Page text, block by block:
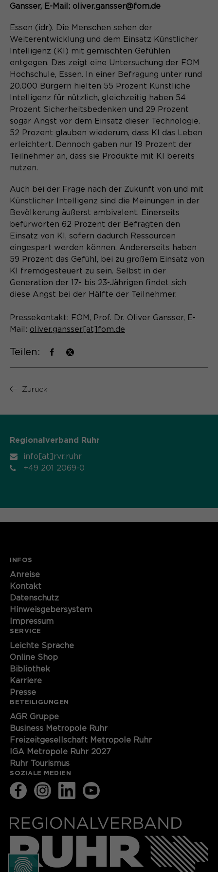
Zweck
Content Management System dieser
unerlässlich, damit Ihr Besuch auf der
Sie ermöglichen es der Website, Sie
zu erkennen und somit Ihre Sitzung
offen zu halten. Es speichert bei
einem Benutzer-Login für einen
geschlossenen Bereich die Benutzer-
ID als verschlüsselten Wert (sog.
"hash-Wert") zum entsprechenden
Datenbankeintrag des Nutzers.
Name
Anbieter Session-Cookies
Der Session Cookie wird beim
Zweck
PHPs Standard Sitzungs- Identifikation
(Formulare).
Anbieter TYPO3
Laufzeit Ende der Sitzung
Zweck
Anbieter Sgalinski
Zweck
Benutzers für Cookies auf der
Name _pk_id*
Anbieter Matomo
Laufzeit 13 Monate
Zweck
Dient zur anonymen
Wiedererkennung eines Besuchers.
Name _pk_ses*
Anbieter Matomo
Laufzeit
Zweck
Speichert vorübergehend Daten der
aktuellen Sitzung.
Name _pk_ref.*
Anbieter Matomo
Laufzeit 6 Monate
Name MATOMO_SESSID
Cookie-Informationen
Aktivierung Mehrsprachigkeit
Diese Cookies ermöglichen die automatische
Übersetzung der Website-Inhalte durch GTranslate.
Name googtrans
Anbieter GTranslate Inc.
Laufzeit 1 Jahr
Zweck
Speichert die vom Nutzer gewählte
Sprache für die automatische
Cookie-Informationen
Gansser, E-Mail: oliver.gansser@fom.de
Essen (idr). Die Menschen sehen der
Weiterentwicklung und dem Einsatz Künstlicher
Intelligenz (KI) mit gemischten Gefühlen
entgegen. Das zeigt eine Untersuchung der FOM
Hochschule, Essen. In einer Befragung unter rund
20.000 Bürgern hielten 55 Prozent Künstliche
Intelligenz für nützlich, gleichzeitig haben 54
Prozent Sicherheitsbedenken und 29 Prozent
sogar Angst vor dem Einsatz dieser Technologie.
52 Prozent glauben wiederum, dass KI das Leben
erleichtert. Dennoch gaben nur 19 Prozent der
Teilnehmer an, dass sie Produkte mit KI bereits
nutzen.
Auch bei der Frage nach der Zukunft von und mit
Künstlicher Intelligenz sind die Meinungen in der
Bevölkerung äußerst ambivalent. Einerseits
befürworten 62 Prozent der Befragten den
Einsatz von KI, sofern dadurch Ressourcen
eingespart werden können. Andererseits haben
59 Prozent das Gefühl, bei zu großem Einsatz von
KI fremdgesteuert zu sein. Selbst in der
Generation der 17- bis 23-Jährigen findet sich
diese Angst bei der Hälfte der Teilnehmer.
Pressekontakt: FOM, Prof. Dr. Oliver Gansser, E-
Mail: oliver.gansser[at]fom.de
Teilen:
Zurück
Regionalverband Ruhr
info[at]rvr.ruhr
+49 201 2069-0
INFOS
Anreise
Kontakt
Datenschutz
Hinweisgebersystem
Impressum
SERVICE
Leichte Sprache
Online Shop
Bibliothek
Karriere
Presse
BETEILIGUNGEN
AGR Gruppe
Business Metropole Ruhr
Freizeitgesellschaft Metropole Ruhr
IGA Metropole Ruhr 2027
Ruhr Tourismus
SOZIALE MEDIEN